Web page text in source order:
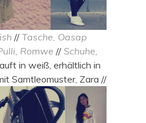
// Tasche, Oasap
Romwe // Schuhe,
in weiß, erhältlich in
Samtleomuster, Zara //